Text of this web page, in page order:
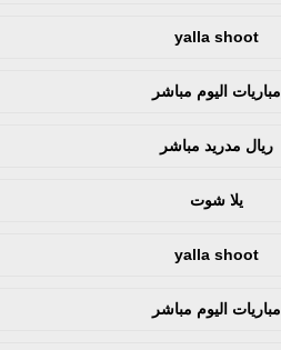
yalla shoot
مباريات اليوم مباشر
ريال مدريد مباشر
يلا شوت
yalla shoot
مباريات اليوم مباشر